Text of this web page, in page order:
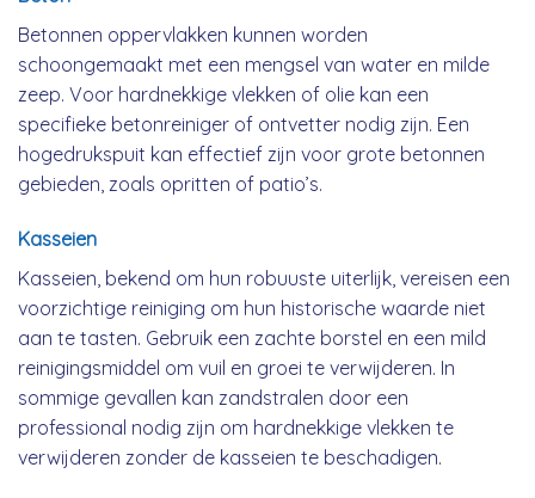
Betonnen oppervlakken kunnen worden
schoongemaakt met een mengsel van water en milde
zeep. Voor hardnekkige vlekken of olie kan een
specifieke betonreiniger of ontvetter nodig zijn. Een
hogedrukspuit kan effectief zijn voor grote betonnen
gebieden, zoals opritten of patio’s.
Kasseien
Kasseien, bekend om hun robuuste uiterlijk, vereisen een
voorzichtige reiniging om hun historische waarde niet
aan te tasten. Gebruik een zachte borstel en een mild
reinigingsmiddel om vuil en groei te verwijderen. In
sommige gevallen kan zandstralen door een
professional nodig zijn om hardnekkige vlekken te
verwijderen zonder de kasseien te beschadigen.